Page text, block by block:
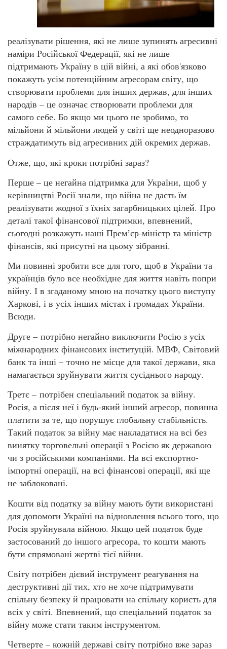
реалізувати рішення, які не лише зупинять агресивні
наміри Російської Федерації, які не лише
підтримають Україну в цій війні, а які обов'язково
покажуть усім потенційним агресорам світу, що
створювати проблеми для інших держав, для інших
народів – це означає створювати проблеми для
самого себе. Бо якщо ми цього не зробимо, то
мільйони й мільйони людей у світі ще неодноразово
страждатимуть від агресивних дій окремих держав.
Отже, що, які кроки потрібні зараз?
Перше – це негайна підтримка для України, щоб у
керівництві Росії знали, що війна не дасть їм
реалізувати жодної з їхніх загарбницьких цілей. Про
деталі такої фінансової підтримки, впевнений,
сьогодні розкажуть наші Премʼєр-міністр та міністр
фінансів, які присутні на цьому зібранні.
Ми повинні зробити все для того, щоб в України та
українців було все необхідне для життя навіть попри
війну. І в згаданому мною на початку цього виступу
Харкові, і в усіх інших містах і громадах України.
Всюди.
Друге – потрібно негайно виключити Росію з усіх
міжнародних фінансових інституцій. МВФ, Світовий
банк та інші – точно не місце для такої держави, яка
намагається зруйнувати життя сусіднього народу.
Третє – потрібен спеціальний податок за війну.
Росія, а після неї і будь-який інший агресор, повинна
платити за те, що порушує глобальну стабільність.
Такий податок за війну має накладатися на всі без
винятку торговельні операції з Росією як державою
чи з російськими компаніями. На всі експортно-
імпортні операції, на всі фінансові операції, які ще
не заблоковані.
Кошти від податку за війну мають бути використані
для допомоги Україні на відновлення всього того, що
Росія зруйнувала війною. Якщо цей податок буде
застосований до іншого агресора, то кошти мають
бути спрямовані жертві тієї війни.
Світу потрібен дієвий інструмент реагування на
деструктивні дії тих, хто не хоче підтримувати
спільну безпеку й працювати на спільну користь для
всіх у світі. Впевнений, що спеціальний податок за
війну може стати таким інструментом.
Четверте – кожній державі світу потрібно вже зараз